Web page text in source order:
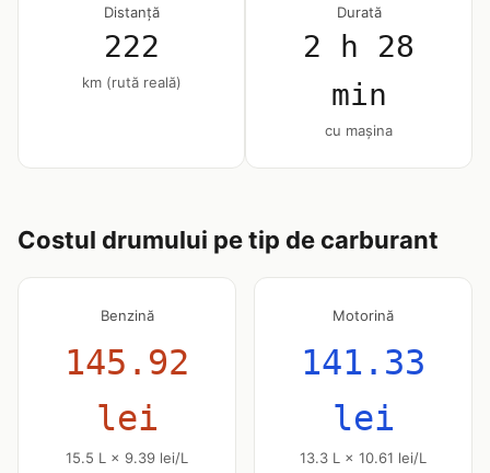
Distanță
222
km (rută reală)
Durată
2 h 28
min
cu mașina
Costul drumului pe tip de carburant
Benzină
145.92
lei
15.5 L × 9.39 lei/L
Motorină
141.33
lei
13.3 L × 10.61 lei/L